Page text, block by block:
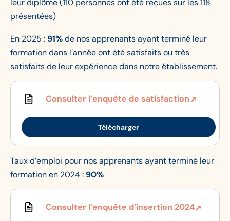
leur diplôme (110 personnes ont été reçues sur les 118
présentées)
En 2025 : 91%de nos apprenants ayant terminé leur
formation dans l’année ont été satisfaits ou très
satisfaits de leur expérience dans notre établissement.
Consulter l’enquête de satisfaction
Télécharger
Taux d’emploi pour nos apprenants ayant terminé leur
formation en 2024 : 90%
Consulter l’enquête d’insertion 2024